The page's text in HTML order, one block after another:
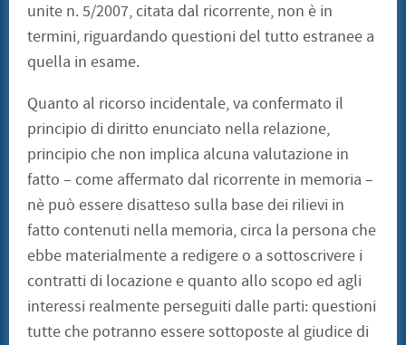
unite n. 5/2007, citata dal ricorrente, non è in
termini, riguardando questioni del tutto estranee a
quella in esame.
Quanto al ricorso incidentale, va confermato il
principio di diritto enunciato nella relazione,
principio che non implica alcuna valutazione in
fatto – come affermato dal ricorrente in memoria –
nè può essere disatteso sulla base dei rilievi in
fatto contenuti nella memoria, circa la persona che
ebbe materialmente a redigere o a sottoscrivere i
contratti di locazione e quanto allo scopo ed agli
interessi realmente perseguiti dalle parti: questioni
tutte che potranno essere sottoposte al giudice di